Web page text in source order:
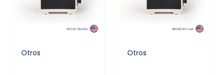
Otros Otros